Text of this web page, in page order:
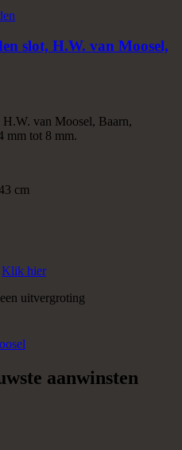
slot, H.W. van Moosel,
van Moosel, Baarn,
mm tot 8 mm.
cm
Klik hier
uitvergroting
aanwinsten